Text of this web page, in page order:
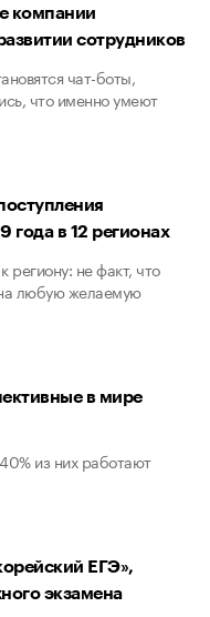
компании
сотрудников
чат-боты,
что именно умеют
года в 12 регионах
региону: не факт, что
любую желаемую
в мире
из них работают
ЕГЭ»,
экзамена